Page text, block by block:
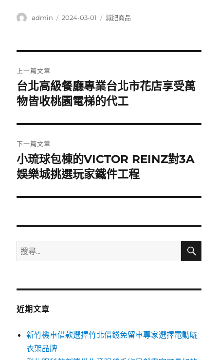
作
admin
發
2024-03-01
分
減肥商品
章
導
覽
上一篇文章
上
一
文
章:
台北高級餐廳專業台北市花店享受萬
物皆收桃園電梯的代工
下一篇文章
下
一
文
小琉球包棟的VICTOR REINZ對3A
娛樂城挑選玩家鐵件工程
搜
尋
鍵
搜
近期文章
新竹機車借款選擇竹北借錢免留車專家選擇電動曬
衣架品牌